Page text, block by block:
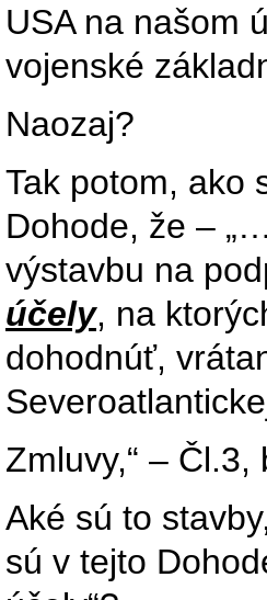
USA na našom
vojenské
Naozaj?
Tak potom, ako
Dohode, že –
výstavbu na
účely, na
dohodnúť,
Zmluvy,“ – Čl.3,
Aké sú to
sú v tejto